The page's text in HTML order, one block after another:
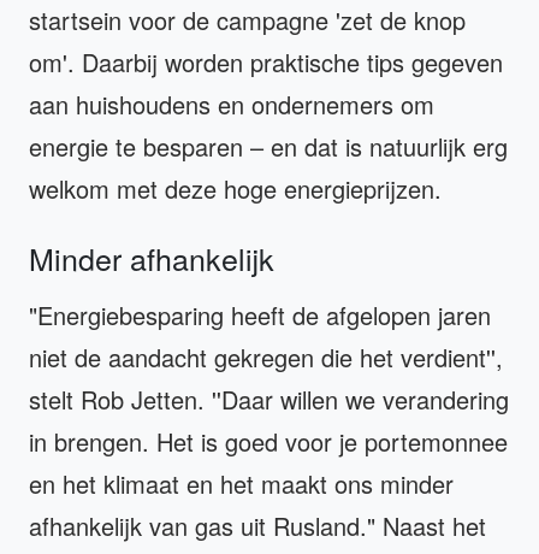
startsein voor de campagne 'zet de knop
om'. Daarbij worden praktische tips gegeven
aan huishoudens en ondernemers om
energie te besparen – en dat is natuurlijk erg
welkom met deze hoge energieprijzen.
Minder afhankelijk
"Energiebesparing heeft de afgelopen jaren
niet de aandacht gekregen die het verdient'',
stelt Rob Jetten. ''Daar willen we verandering
in brengen. Het is goed voor je portemonnee
en het klimaat en het maakt ons minder
afhankelijk van gas uit Rusland." Naast het